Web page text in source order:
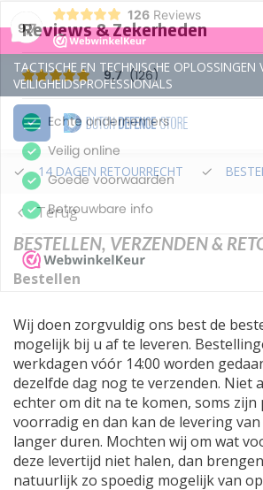
9,7
126 Reviews
TACTISCHE EN TECHNISCHE OPLOSSINGEN
VEILIGHEIDSPROFESSIONALS
14 DAGEN RETOURRECHT
Terug
BESTELLEN, VERZENDEN &
Bestellen
Wij doen zorgvuldig ons best de
mogelijk bij u af te leveren.
werkdagen vóór 14:00 worden
dezelfde dag nog te verzenden. Niet
echter om dit na te komen, soms
voorradig en dan kan de levering
langer duren. Mochten wij om wat
deze levertijd niet halen, dan
natuurlijk zo spoedig mogelijk van